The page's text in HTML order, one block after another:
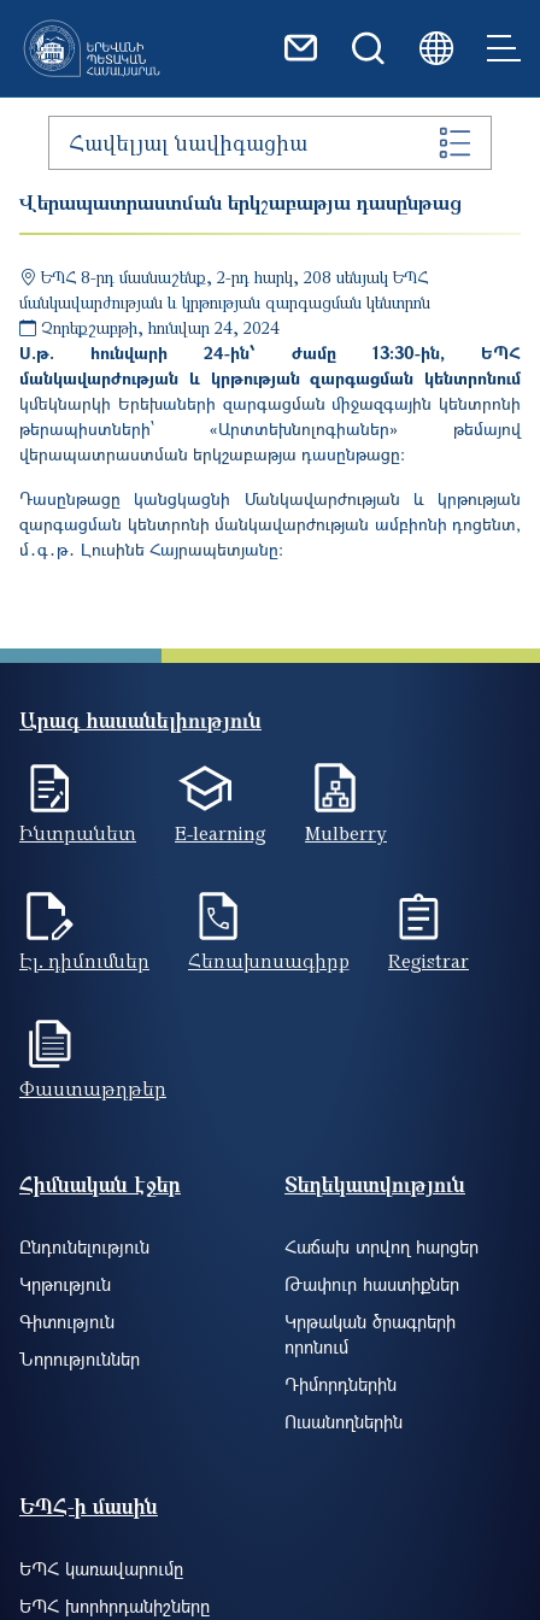
Հավելյալ նավիգացիա
Վերապատրաստման երկշաբաթյա դասընթաց
ԵՊՀ 8-րդ մասնաշենք, 2-րդ հարկ, 208 սենյակ ԵՊՀ
մանկավարժության և կրթության զարգացման կենտրոն
Չորեքշաբթի, հունվար 24, 2024
Ս.թ. հունվարի 24-ին՝ ժամը 13։30-ին, ԵՊՀ
մանկավարժության և կրթության զարգացման կենտրոնում
կմեկնարկի Երեխաների զարգացման միջազգային կենտրոնի
թերապիստների՝ «Արտտեխնոլոգիաներ»
թեմայով
վերապատրաստման երկշաբաթյա դասընթացը:
Դասընթացը
կանցկացնի Մանկավարժության և կրթության
զարգացման կենտրոնի մանկավարժության ամբիոնի դոցենտ,
մ․գ․թ․ Լուսինե Հայրապետյանը։
Արագ հասանելիություն
Ինտրանետ E-learning Mulberry
Էլ. դիմումներ Հեռախոսագիրք Registrar
Փաստաթղթեր
Footer site information
Հիմնական էջեր
Ընդունելություն
Կրթություն
Գիտություն
Նորություններ
Տեղեկատվություն
Հաճախ տրվող հարցեր
Թափուր հաստիքներ
Կրթական ծրագրերի
որոնում
Դիմորդներին
Ուսանողներին
ԵՊՀ-ի մասին
ԵՊՀ կառավարումը
ԵՊՀ խորհրդանիշները